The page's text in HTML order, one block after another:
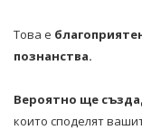
Това е
познанства.
Вероятно ще
които споделят